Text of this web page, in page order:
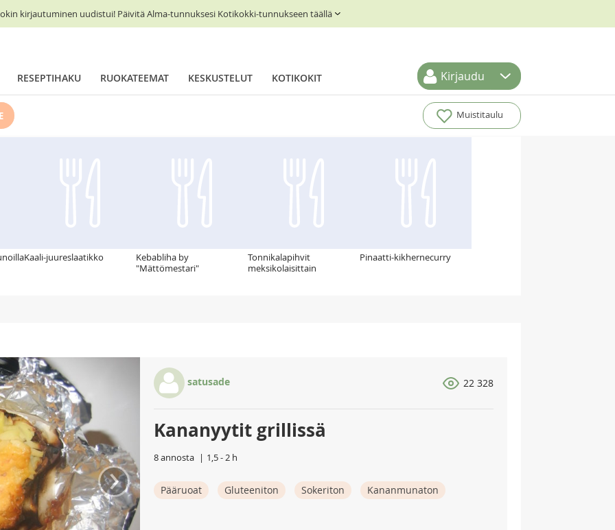
kirjautuminen uudistui! Päivitä Alma-tunnuksesi Kotikokki-tunnukseen täällä
RESEPTIHAKU RUOKATEEMAT KESKUSTELUT KOTIKOKIT Kirjaudu
Muistitaulu
Kaali-juureslaatikko
Kebabliha by
"Mättömestari"
Tonnikalapihvit
meksikolaisittain
Pinaatti-kikhernecurry
›
satusade 22 328
Kananyytit grillissä
8 annosta 1,5 - 2 h
Pääruoat Gluteeniton Sokeriton Kananmunaton